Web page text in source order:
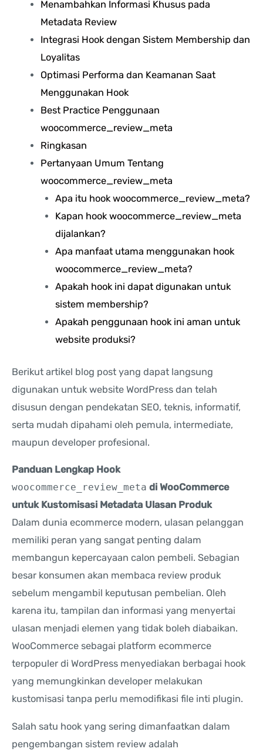
Menambahkan Informasi Khusus pada
Metadata Review
Integrasi Hook dengan Sistem Membership dan
Loyalitas
Optimasi Performa dan Keamanan Saat
Menggunakan Hook
Best Practice Penggunaan
woocommerce_review_meta
Ringkasan
Pertanyaan Umum Tentang
woocommerce_review_meta
Apa itu hook woocommerce_review_meta?
Kapan hook woocommerce_review_meta
dijalankan?
Apa manfaat utama menggunakan hook
woocommerce_review_meta?
Apakah hook ini dapat digunakan untuk
sistem membership?
Apakah penggunaan hook ini aman untuk
website produksi?
Berikut artikel blog post yang dapat langsung
digunakan untuk website WordPress dan telah
disusun dengan pendekatan SEO, teknis, informatif,
serta mudah dipahami oleh pemula, intermediate,
maupun developer profesional.
Panduan Lengkap Hook
woocommerce_review_meta di WooCommerce
untuk Kustomisasi Metadata Ulasan Produk
Dalam dunia ecommerce modern, ulasan pelanggan
memiliki peran yang sangat penting dalam
membangun kepercayaan calon pembeli. Sebagian
besar konsumen akan membaca review produk
sebelum mengambil keputusan pembelian. Oleh
karena itu, tampilan dan informasi yang menyertai
ulasan menjadi elemen yang tidak boleh diabaikan.
WooCommerce sebagai platform ecommerce
terpopuler di WordPress menyediakan berbagai hook
yang memungkinkan developer melakukan
kustomisasi tanpa perlu memodifikasi file inti plugin.
Salah satu hook yang sering dimanfaatkan dalam
pengembangan sistem review adalah